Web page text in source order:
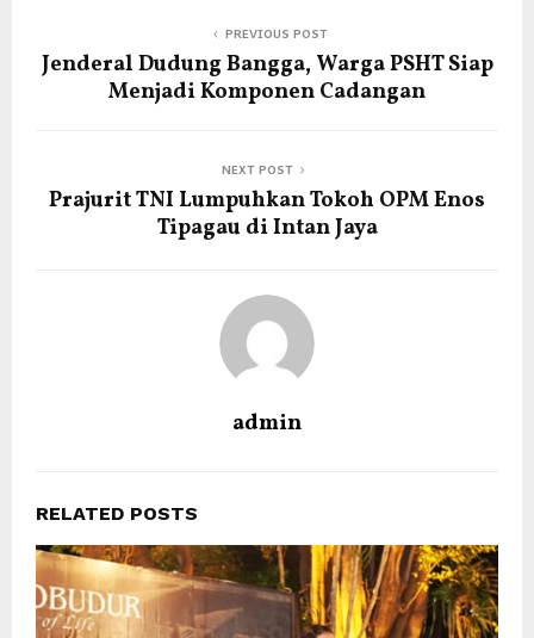
PREVIOUS POST
Jenderal Dudung Bangga, Warga PSHT Siap
Menjadi Komponen Cadangan
NEXT POST
Prajurit TNI Lumpuhkan Tokoh OPM Enos
Tipagau di Intan Jaya
admin
RELATED POSTS